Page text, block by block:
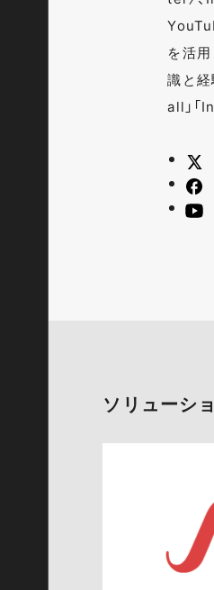
を活
識と経
all」「
ソリューシ